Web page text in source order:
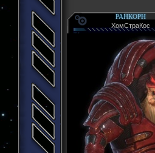
РАНКОРН
ХомСтраКос